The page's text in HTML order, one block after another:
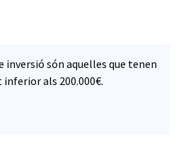
inversió són aquelles que tenen
als 200.000€.